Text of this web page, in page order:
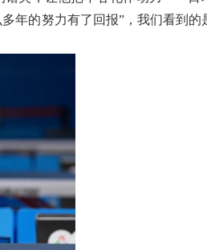
年的努力有了回报”，我们看到的